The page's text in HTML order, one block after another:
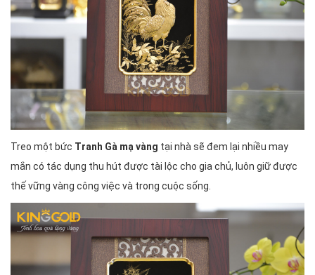
Treo một bức Tranh Gà mạ vàng tại nhà sẽ đem lại nhiều may
mắn có tác dụng thu hút được tài lộc cho gia chủ, luôn giữ được
thế vững vàng công việc và trong cuộc sống.